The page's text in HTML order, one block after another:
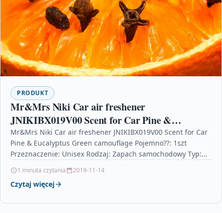
PRODUKT
Mr&Mrs Niki Car air freshener
JNIKIBX019V00 Scent for Car Pine &
Eucalyptus Green camouflage
Mr&Mrs Niki Car air freshener JNIKIBX019V00 Scent for Car
Pine & Eucalyptus Green camouflage Pojemno??: 1szt
Przeznaczenie: Unisex Rodzaj: Zapach samochodowy Typ:
1 minuta czytania 2019-11-14
Czytaj więcej